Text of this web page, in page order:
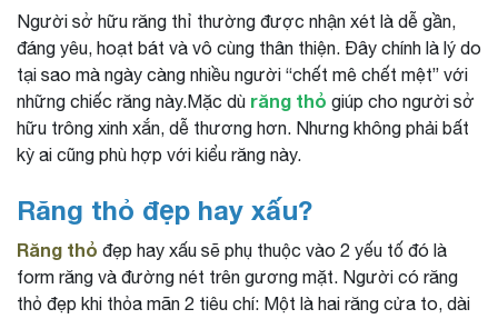
Người sở hữu răng thỉ thường được nhận xét là dễ gần,
đáng yêu, hoạt bát và vô cùng thân thiện. Đây chính là lý do
tại sao mà ngày càng nhiều người “chết mê chết mệt” với
những chiếc răng này.Mặc dù răng thỏ giúp cho người sở
hữu trông xinh xắn, dễ thương hơn. Nhưng không phải bất
kỳ ai cũng phù hợp với kiểu răng này.
Răng thỏ đẹp hay xấu?
Răng thỏ đẹp hay xấu sẽ phụ thuộc vào 2 yếu tố đó là
form răng và đường nét trên gương mặt. Người có răng
thỏ đẹp khi thỏa mãn 2 tiêu chí: Một là hai răng cửa to, dài